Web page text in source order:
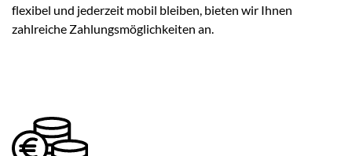
flexibel und jederzeit mobil bleiben, bieten wir Ihnen
zahlreiche Zahlungsmöglichkeiten an.